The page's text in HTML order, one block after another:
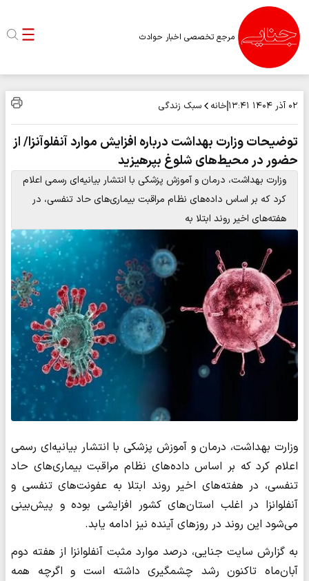
مرجع تخصصی اخبار حوادث
۰۲ آذر ۱۴۰۴ ۱۳:۴۱ خانه سبک زندگی
توضیحات وزارت بهداشت درباره افزایش موارد آنفلوآنزا/ از
حضور در محیط‌های شلوغ بپرهیزید
وزارت بهداشت، درمان و آموزش پزشکی با انتشار بیانیه‌ای رسمی اعلام
کرد که بر اساس داده‌های نظام مراقبت بیماری‌های حاد تنفسی، در
هفته‌های اخیر روند ابتلا به
وزارت بهداشت، درمان و آموزش پزشکی با انتشار بیانیه‌ای رسمی
اعلام کرد که بر اساس داده‌های نظام مراقبت بیماری‌های حاد
تنفسی، در هفته‌های اخیر روند ابتلا به عفونت‌های تنفسی و
آنفلوانزا در اغلب استان‌های کشور افزایشی بوده و پیش‌بینی
می‌شود این روند در روزهای آینده نیز ادامه یابد.
به گزارش سایت جنایی، درصد موارد مثبت آنفلوانزا از هفته دوم
آبان‌ماه تاکنون رشد چشمگیری داشته است و اگرچه همه